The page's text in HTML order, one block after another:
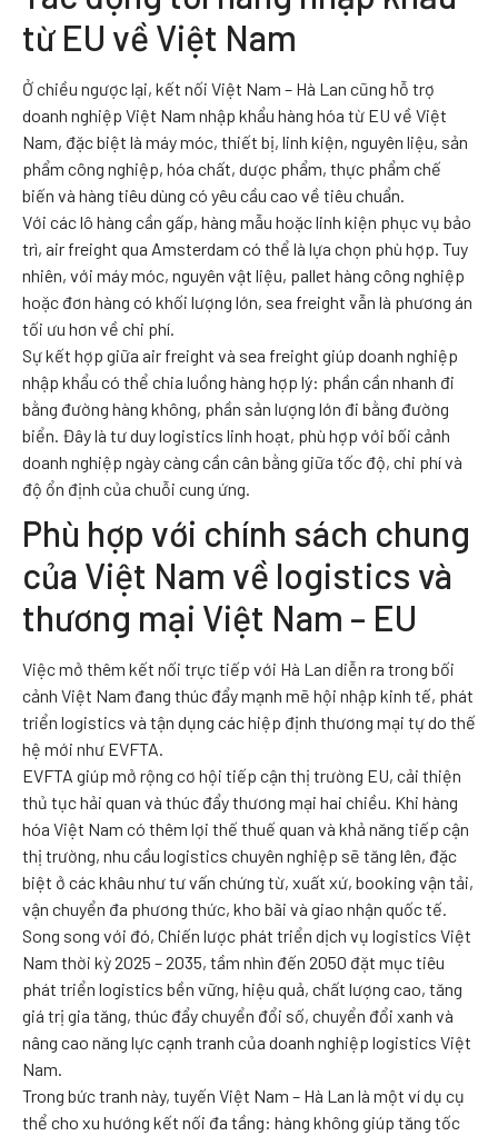
từ EU về Việt Nam
Ở chiều ngược lại, kết nối Việt Nam – Hà Lan cũng hỗ trợ
doanh nghiệp Việt Nam nhập khẩu hàng hóa từ EU về Việt
Nam, đặc biệt là máy móc, thiết bị, linh kiện, nguyên liệu, sản
phẩm công nghiệp, hóa chất, dược phẩm, thực phẩm chế
biến và hàng tiêu dùng có yêu cầu cao về tiêu chuẩn.
Với các lô hàng cần gấp, hàng mẫu hoặc linh kiện phục vụ bảo
trì, air freight qua Amsterdam có thể là lựa chọn phù hợp. Tuy
nhiên, với máy móc, nguyên vật liệu, pallet hàng công nghiệp
hoặc đơn hàng có khối lượng lớn, sea freight vẫn là phương án
tối ưu hơn về chi phí.
Sự kết hợp giữa air freight và sea freight giúp doanh nghiệp
nhập khẩu có thể chia luồng hàng hợp lý: phần cần nhanh đi
bằng đường hàng không, phần sản lượng lớn đi bằng đường
biển. Đây là tư duy logistics linh hoạt, phù hợp với bối cảnh
doanh nghiệp ngày càng cần cân bằng giữa tốc độ, chi phí và
độ ổn định của chuỗi cung ứng.
Phù hợp với chính sách chung
của Việt Nam về logistics và
thương mại Việt Nam – EU
Việc mở thêm kết nối trực tiếp với Hà Lan diễn ra trong bối
cảnh Việt Nam đang thúc đẩy mạnh mẽ hội nhập kinh tế, phát
triển logistics và tận dụng các hiệp định thương mại tự do thế
hệ mới như EVFTA.
EVFTA giúp mở rộng cơ hội tiếp cận thị trường EU, cải thiện
thủ tục hải quan và thúc đẩy thương mại hai chiều. Khi hàng
hóa Việt Nam có thêm lợi thế thuế quan và khả năng tiếp cận
thị trường, nhu cầu logistics chuyên nghiệp sẽ tăng lên, đặc
biệt ở các khâu như tư vấn chứng từ, xuất xứ, booking vận tải,
vận chuyển đa phương thức, kho bãi và giao nhận quốc tế.
Song song với đó, Chiến lược phát triển dịch vụ logistics Việt
Nam thời kỳ 2025 – 2035, tầm nhìn đến 2050 đặt mục tiêu
phát triển logistics bền vững, hiệu quả, chất lượng cao, tăng
giá trị gia tăng, thúc đẩy chuyển đổi số, chuyển đổi xanh và
nâng cao năng lực cạnh tranh của doanh nghiệp logistics Việt
Nam.
Trong bức tranh này, tuyến Việt Nam – Hà Lan là một ví dụ cụ
thể cho xu hướng kết nối đa tầng: hàng không giúp tăng tốc